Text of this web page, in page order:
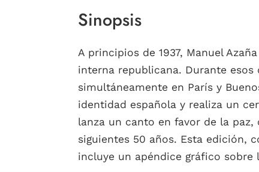
Sinopsis
A principios de 1937, Manuel
interna republicana. Durante
simultáneamente en París y
identidad española y realiza un
lanza un canto en favor de la
siguientes 50 años. Esta edición,
incluye un apéndice gráfico sobre